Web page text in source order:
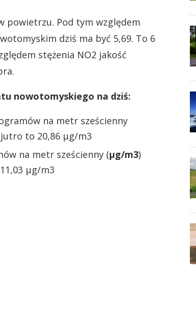
powietrzu. Pod tym względem
dziś ma być 5,69. To 6
stężenia NO2 jakość
nowotomyskiego na dziś:
na metr sześcienny
to 20,86 µg/m3
na metr sześcienny (µg/m3)
µg/m3